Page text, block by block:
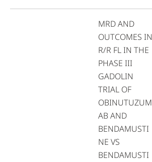
MRD AND
OUTCOMES IN
R/R FL IN THE
PHASE III
GADOLIN
TRIAL OF
OBINUTUZUM
AB AND
BENDAMUSTI
NE VS
BENDAMUSTI